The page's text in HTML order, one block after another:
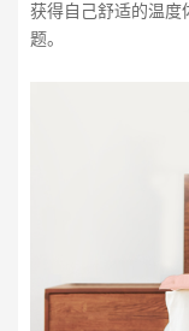
获得自己舒适的温度
题。